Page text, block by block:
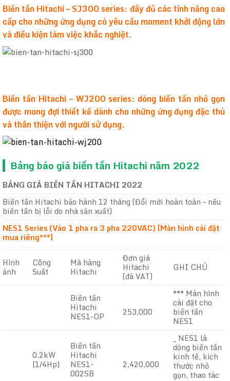
Biến tần Hitachi – SJ300 series: đầy đủ các tính năng cao
cấp cho những ứng dụng có yêu cầu moment khởi động lớn
và điều kiện làm việc khắc nghiệt.
Biến tần Hitachi – WJ200 series: dòng biến tần nhỏ gọn
được mong đợi thiết kế dành cho những ứng dụng đặc thù
và thân thiện với người sử dụng.
Bảng báo giá biến tần Hitachi năm 2022
BẢNG GIÁ BIẾN TẦN HITACHI 2022
Biến tần Hitachi bảo hành 12 tháng (Đổi mới hoàn toàn – nếu
biến tần bị lỗi do nhà sản xuất)
NES1 Series (Vào 1 pha ra 3 pha 220VAC) [Màn hình cài đặt
mua riêng***]
Hình
ảnh
Công
Suất
Mã hàng
Hitachi
Đơn giá
Hitachi
(đã VAT)
GHI CHÚ
Biến tần
Hitachi
NES1-OP 253,000
*** Màn hình
cài đặt cho
biến tần
NES1
0.2kW
[1/4Hp]
Biến tần
Hitachi
NES1-
002SB
2,420,000
_ NES1 là
dòng biến tần
kinh tế, kích
thước nhỏ
gọn, thao tác